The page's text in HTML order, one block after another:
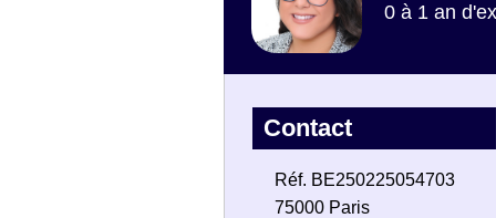
0 à 1 an
Contact
Réf. BE250225054703
75000 Paris